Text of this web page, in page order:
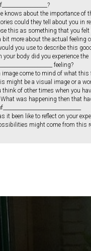
knows about the importance of
could they tell about you in
this as something that you felt
bit more about the actual feeling
you use to describe this
your body did you experience the
feeling?
image come to mind of what this
might be a visual image or a
think of other times when you
What was happening then that
it been like to reflect on your
might come from this